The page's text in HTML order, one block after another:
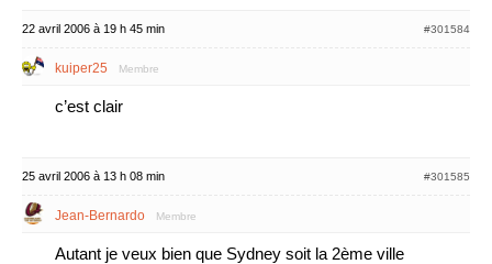
22 avril 2006 à 19 h 45 min #301584
kuiper25 Membre
c’est clair
25 avril 2006 à 13 h 08 min #301585
Jean-Bernardo Membre
Autant je veux bien que Sydney soit la 2ème ville